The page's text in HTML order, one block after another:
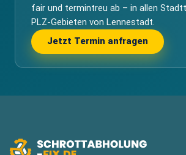
fair und termintreu ab – in allen
PLZ-Gebieten von Lennestadt.
Jetzt Termin anfragen